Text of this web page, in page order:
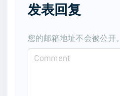
发表回复
您的邮箱地址不会被公开。